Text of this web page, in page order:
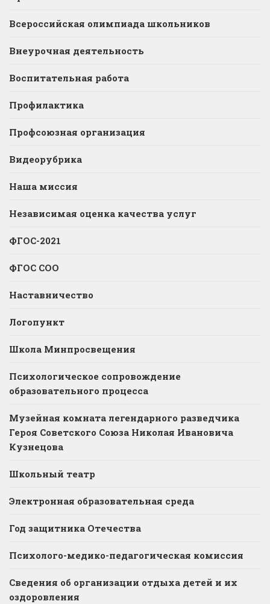
Всероссийская олимпиада школьников
Внеурочная деятельность
Воспитательная работа
Профилактика
Профсоюзная организация
Видеорубрика
Наша миссия
Независимая оценка качества услуг
ФГОС-2021
ФГОС СОО
Наставничество
Логопункт
Школа Минпросвещения
Психологическое сопровождение
образовательного процесса
Музейная комната легендарного разведчика
Героя Советского Союза Николая Ивановича
Кузнецова
Школьный театр
Электронная образовательная среда
Год защитника Отечества
Психолого-медико-педагогическая комиссия
Сведения об организации отдыха детей и их
оздоровления